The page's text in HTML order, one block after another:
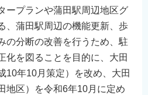
ープランや蒲田駅周辺地区グ
、蒲田駅周辺の機能更新、歩
の分断の改善を行うため、駐
化を図ることを目的に、大田
10年10月策定）を改め、大田
地区）を令和6年10月に定め